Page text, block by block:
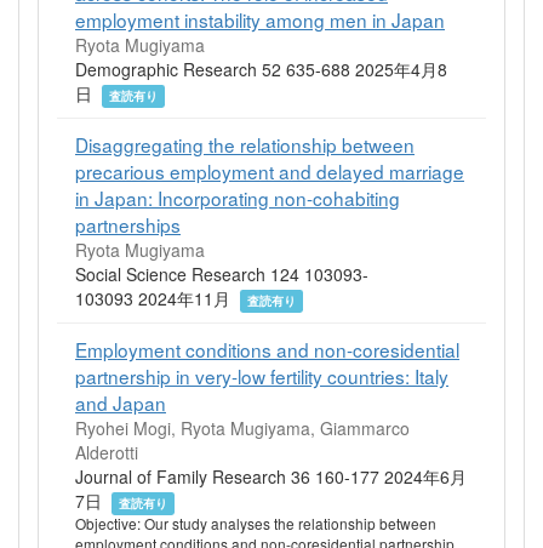
employment instability among men in Japan
Ryota Mugiyama
Demographic Research 52 635-688 2025年4月8
日
査読有り
Disaggregating the relationship between
precarious employment and delayed marriage
in Japan: Incorporating non-cohabiting
partnerships
Ryota Mugiyama
Social Science Research 124 103093-
103093 2024年11月
査読有り
Employment conditions and non-coresidential
partnership in very-low fertility countries: Italy
and Japan
Ryohei Mogi, Ryota Mugiyama, Giammarco
Alderotti
Journal of Family Research 36 160-177 2024年6月
7日
査読有り
Objective: Our study analyses the relationship between
employment conditions and non-coresidential partnership